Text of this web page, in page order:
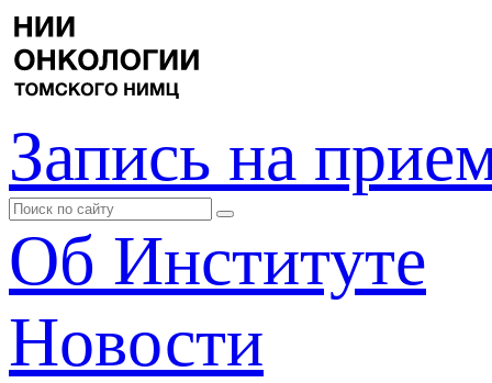
Запись на
Об Институте
Новости